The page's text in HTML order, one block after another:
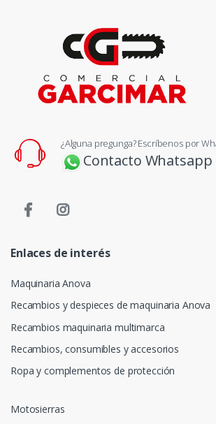
¿Alguna pregunga? Escríbenos por
Contacto Whatsapp
Enlaces de interés
Maquinaria Anova
Recambios y despieces de maquinaria Anova
Recambios maquinaria multimarca
Recambios, consumibles y accesorios
Ropa y complementos de protección
Motosierras